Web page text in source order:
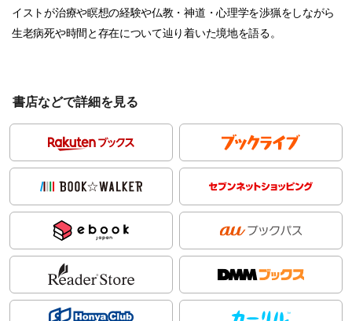
イストが治療や瞑想の経験や仏教・神道・心理学を渉猟をしながら
生老病死や時間と存在について辿り着いた境地を語る。
書店などで詳細を見る